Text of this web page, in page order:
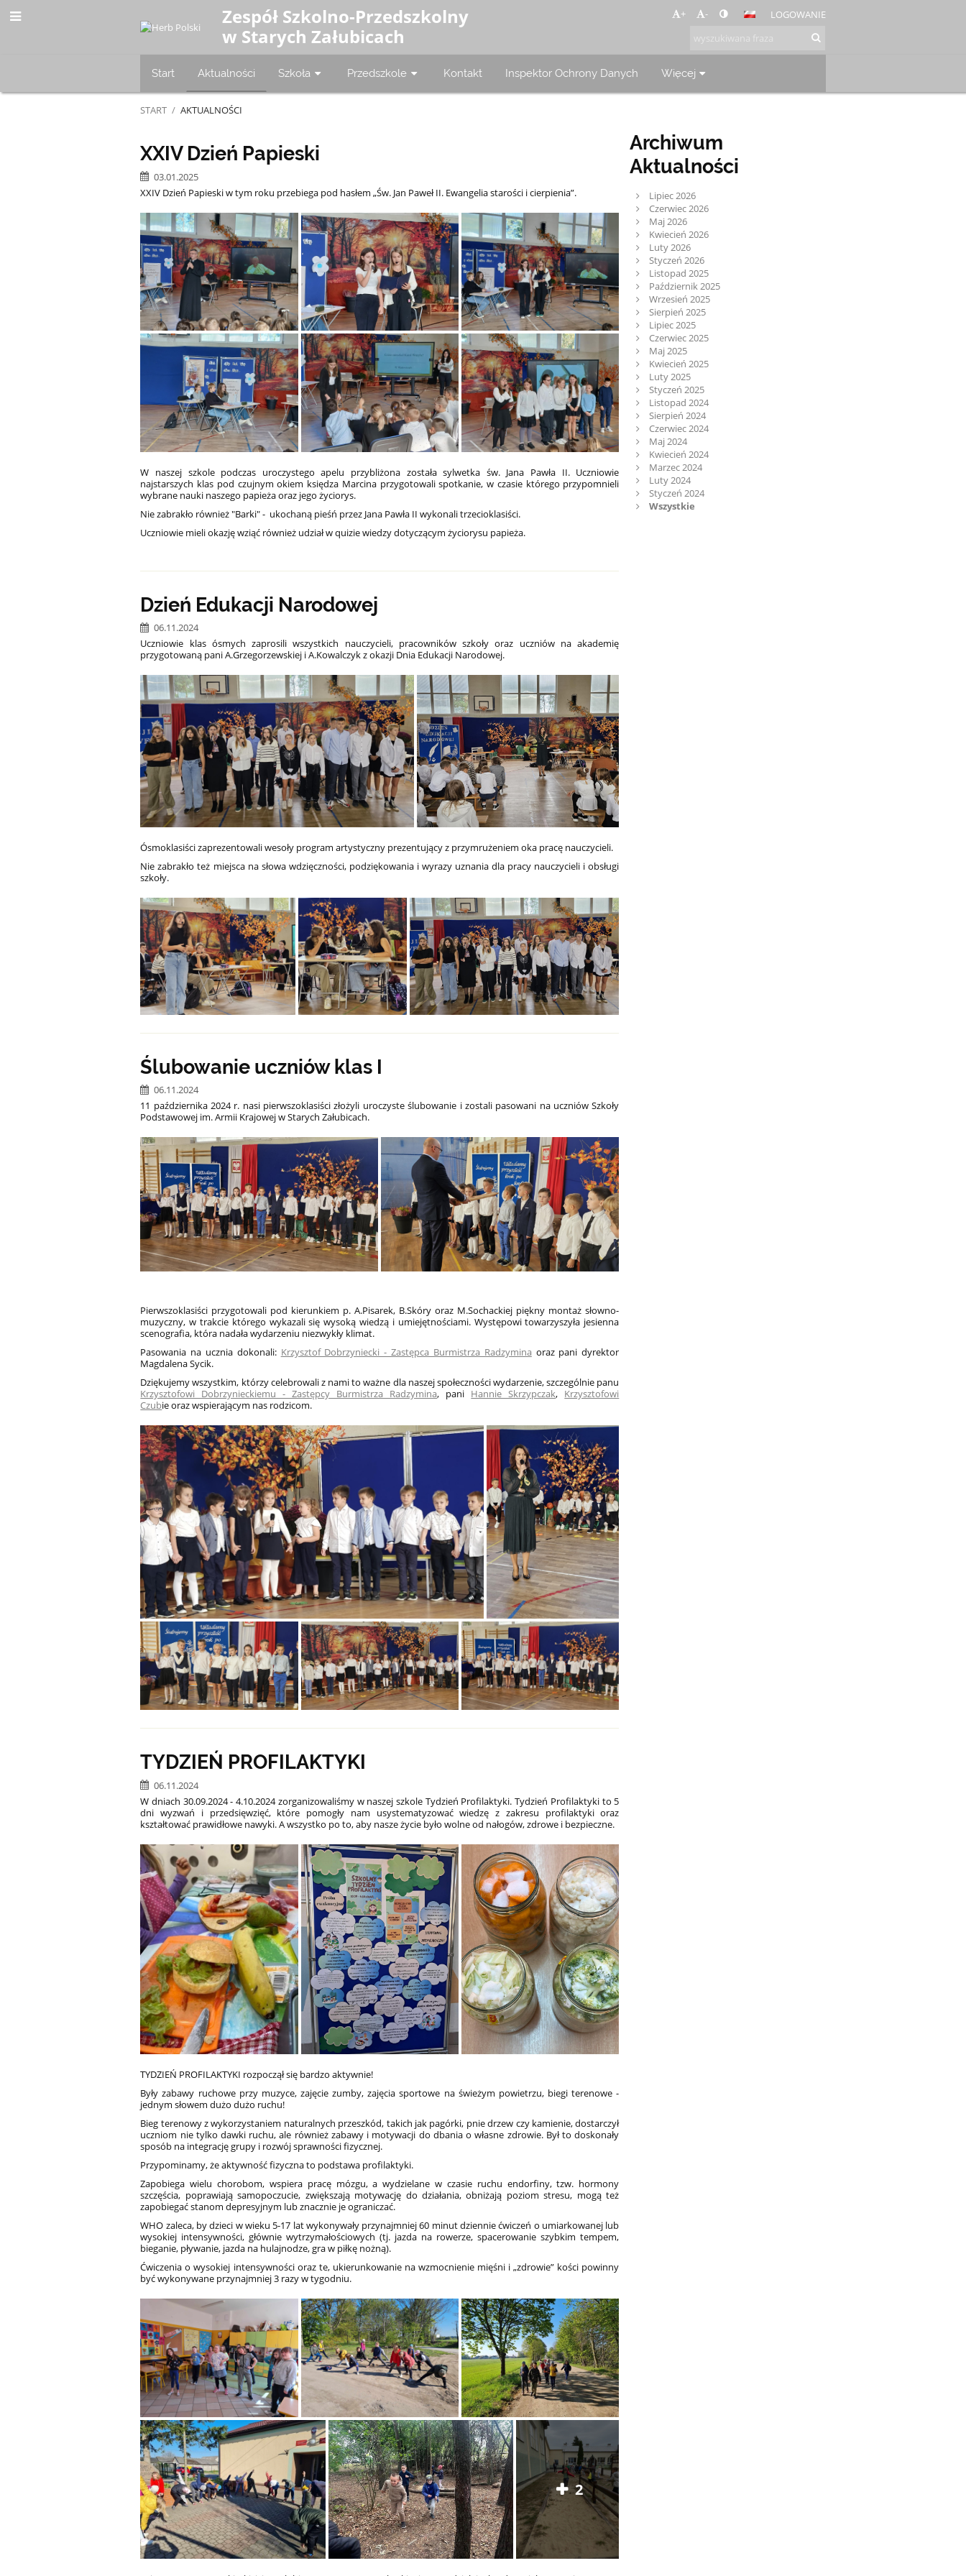
Zespół Szkolno-Przedszkolny
w Starych Załubicach
+ - LOGOWANIE
Start Aktualności Szkoła Przedszkole Kontakt Inspektor Ochrony Danych Więcej
START / AKTUALNOŚCI
Aktualności
XXIV Dzień Papieski
03.01.2025
XXIV Dzień Papieski w tym roku przebiega pod hasłem „Św. Jan Paweł II. Ewangelia starości i cierpienia”.
W naszej szkole podczas uroczystego apelu przybliżona została sylwetka św. Jana Pawła II. Uczniowie
najstarszych klas pod czujnym okiem księdza Marcina przygotowali spotkanie, w czasie którego przypomnieli
wybrane nauki naszego papieża oraz jego życiorys.
Nie zabrakło również "Barki" - ukochaną pieśń przez Jana Pawła II wykonali trzecioklasiści.
Uczniowie mieli okazję wziąć również udział w quizie wiedzy dotyczącym życiorysu papieża.
Dzień Edukacji Narodowej
06.11.2024
Uczniowie klas ósmych zaprosili wszystkich nauczycieli, pracowników szkoły oraz uczniów na akademię
przygotowaną pani A.Grzegorzewskiej i A.Kowalczyk z okazji Dnia Edukacji Narodowej.
Ósmoklasiści zaprezentowali wesoły program artystyczny prezentujący z przymrużeniem oka pracę nauczycieli.
Nie zabrakło też miejsca na słowa wdzięczności, podziękowania i wyrazy uznania dla pracy nauczycieli i obsługi
szkoły.
Ślubowanie uczniów klas I
06.11.2024
11 października 2024 r. nasi pierwszoklasiści złożyli uroczyste ślubowanie i zostali pasowani na uczniów Szkoły
Podstawowej im. Armii Krajowej w Starych Załubicach.
Pierwszoklasiści przygotowali pod kierunkiem p. A.Pisarek, B.Skóry oraz M.Sochackiej piękny montaż słowno-
muzyczny, w trakcie którego wykazali się wysoką wiedzą i umiejętnościami. Występowi towarzyszyła jesienna
scenografia, która nadała wydarzeniu niezwykły klimat.
Pasowania na ucznia dokonali: Krzysztof Dobrzyniecki - Zastępca Burmistrza Radzymina oraz pani dyrektor
Magdalena Sycik.
Dziękujemy wszystkim, którzy celebrowali z nami to ważne dla naszej społeczności wydarzenie, szczególnie panu
Krzysztofowi Dobrzynieckiemu - Zastępcy Burmistrza Radzymina, pani Hannie Skrzypczak, Krzysztofowi
Czubieoraz wspierającym nas rodzicom.
TYDZIEŃ PROFILAKTYKI
06.11.2024
W dniach 30.09.2024 - 4.10.2024 zorganizowaliśmy w naszej szkole Tydzień Profilaktyki. Tydzień Profilaktyki to 5
dni wyzwań i przedsięwzięć, które pomogły nam usystematyzować wiedzę z zakresu profilaktyki oraz
kształtować prawidłowe nawyki. A wszystko po to, aby nasze życie było wolne od nałogów, zdrowe i bezpieczne.
TYDZIEŃ PROFILAKTYKI rozpoczął się bardzo aktywnie!
Były zabawy ruchowe przy muzyce, zajęcie zumby, zajęcia sportowe na świeżym powietrzu, biegi terenowe -
jednym słowem dużo dużo ruchu!
Bieg terenowy z wykorzystaniem naturalnych przeszkód, takich jak pagórki, pnie drzew czy kamienie, dostarczył
uczniom nie tylko dawki ruchu, ale również zabawy i motywacji do dbania o własne zdrowie. Był to doskonały
sposób na integrację grupy i rozwój sprawności fizycznej.
Przypominamy, że aktywność fizyczna to podstawa profilaktyki.
Zapobiega wielu chorobom, wspiera pracę mózgu, a wydzielane w czasie ruchu endorfiny, tzw. hormony
szczęścia, poprawiają samopoczucie, zwiększają motywację do działania, obniżają poziom stresu, mogą też
zapobiegać stanom depresyjnym lub znacznie je ograniczać.
WHO zaleca, by dzieci w wieku 5-17 lat wykonywały przynajmniej 60 minut dziennie ćwiczeń o umiarkowanej lub
wysokiej intensywności, głównie wytrzymałościowych (tj. jazda na rowerze, spacerowanie szybkim tempem,
bieganie, pływanie, jazda na hulajnodze, gra w piłkę nożną).
Ćwiczenia o wysokiej intensywności oraz te, ukierunkowanie na wzmocnienie mięśni i „zdrowie” kości powinny
być wykonywane przynajmniej 3 razy w tygodniu.
2
Archiwum
Aktualności
Lipiec 2026
Czerwiec 2026
Maj 2026
Kwiecień 2026
Luty 2026
Styczeń 2026
Listopad 2025
Październik 2025
Wrzesień 2025
Sierpień 2025
Lipiec 2025
Czerwiec 2025
Maj 2025
Kwiecień 2025
Luty 2025
Styczeń 2025
Listopad 2024
Sierpień 2024
Czerwiec 2024
Maj 2024
Kwiecień 2024
Marzec 2024
Luty 2024
Styczeń 2024
Wszystkie